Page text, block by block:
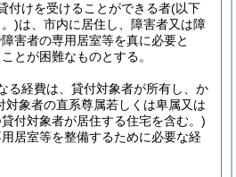
付けを受けることができる者(以下
)は、市内に居住し、障害者又は障
害者の専用居室等を真に必要と
とが困難なものとする。
る経費は、貸付対象者が所有し、か
対象者の直系尊属若しくは卑属又は
付対象者が居住する住宅を含む。)
居室等を整備するために必要な経